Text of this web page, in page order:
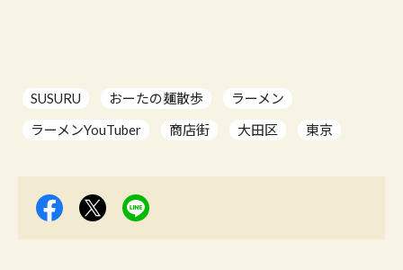
SUSURU おーたの麺散歩
ラーメン
ラーメンYouTuber
商店街 大田区 東京